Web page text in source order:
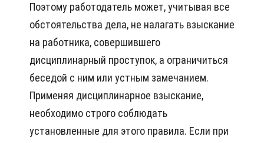
Поэтому работодатель может, учитывая все
обстоятельства дела, не налагать взыскание
на работника, совершившего
дисциплинарный проступок, а ограничиться
беседой с ним или устным замечанием.
Применяя дисциплинарное взыскание,
необходимо строго соблюдать
установленные для этого правила. Если при